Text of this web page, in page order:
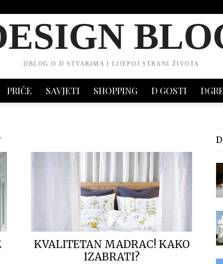
DBLOG O D STVARIMA I LIJEPOJ STRANI ŽIVOTA
PRIČE SAVJETI SHOPPING D GOSTI
KVALITETAN MADRAC! KAKO
IZABRATI?